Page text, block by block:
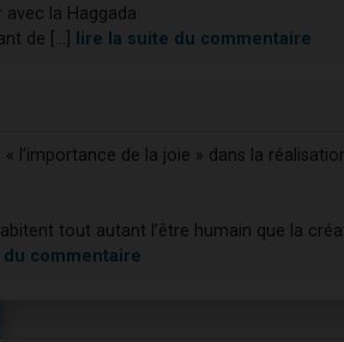
avec la Haggada
de [...]
lire la suite du commentaire
l’importance de la joie » dans la
tout autant l’être humain que la
du commentaire